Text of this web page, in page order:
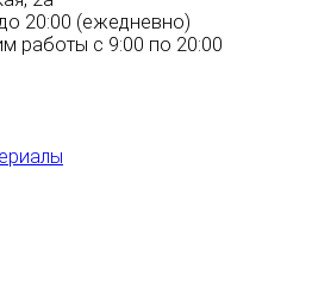
20:00 (ежедневно)
работы с 9:00 по 20:00